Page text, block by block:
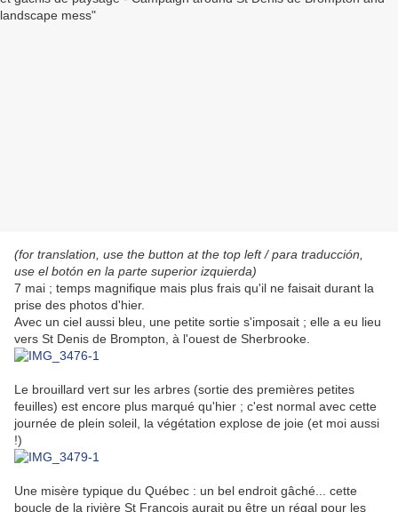
(for translation, use the button at the top left / para traducción,
use el botón en la parte superior izquierda)
7 mai ; temps magnifique mais plus frais qu'il ne faisait durant la
prise des photos d'hier.
Avec un ciel aussi bleu, une petite sortie s'imposait ; elle a eu lieu
vers St Denis de Brompton, à l'ouest de Sherbrooke.
Le brouillard vert sur les arbres (sortie des premières petites
feuilles) est encore plus marqué qu'hier ; c'est normal avec cette
journée de plein soleil, la végétation explose de joie (et moi aussi
!)
Une misère typique du Québec : un bel endroit gâché... cette
boucle de la rivière St François aurait pu être un régal pour les